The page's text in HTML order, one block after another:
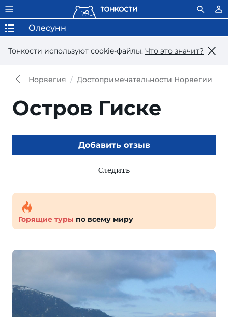
Тонкости используют сookie-файлы. Что это значит?
Олесунн
Норвегия Достопримечательности Норвегии
Остров Гиске
Добавить отзыв
Следить
Горящие туры по всему миру